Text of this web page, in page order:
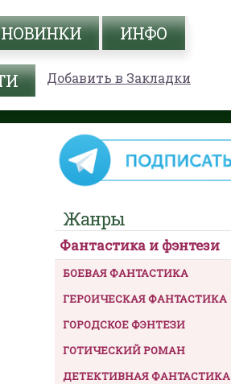
НОВИНКИ ИНФО
Добавить в Закладки
Жанры
Фантастика и фэнтези
БОЕВАЯ ФАНТАСТИКА
ГЕРОИЧЕСКАЯ ФАНТАСТИКА
ГОРОДСКОЕ ФЭНТЕЗИ
ГОТИЧЕСКИЙ РОМАН
ДЕТЕКТИВНАЯ ФАНТАСТИКА